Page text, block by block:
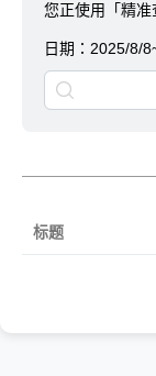
您正使用「精准
日期： 2025/8/
标题